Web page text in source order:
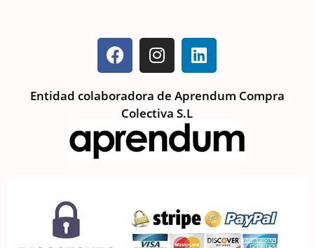
Entidad colaboradora de Aprendum Compra
Colectiva S.L